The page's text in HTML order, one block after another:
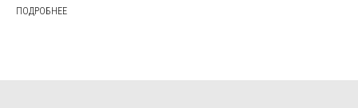
ПОДРОБНЕЕ